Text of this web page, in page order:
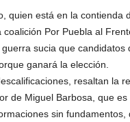
quien está en la
Por Puebla al
sucia que
ganará la elección.
resaltan la
de Miguel Barbosa, que
sin